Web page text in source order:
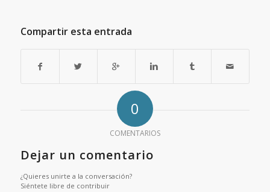
Compartir esta entrada
0
COMENTARIOS
Dejar un comentario
¿Quieres unirte a la conversación?
Siéntete libre de contribuir